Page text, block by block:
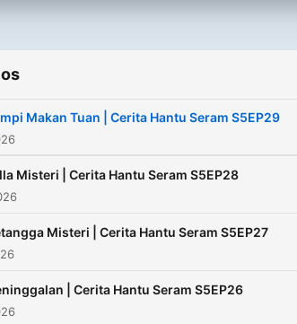
ke
Makan Tuan | Cerita Hantu Seram S5EP29
Misteri | Cerita Hantu Seram S5EP28
Misteri | Cerita Hantu Seram S5EP27
| Cerita Hantu Seram S5EP26